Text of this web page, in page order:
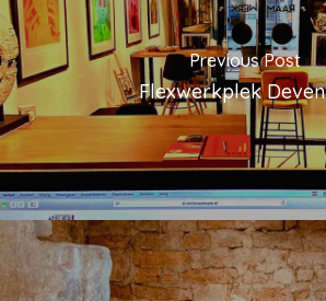
Previous Post
Flexwerkplek